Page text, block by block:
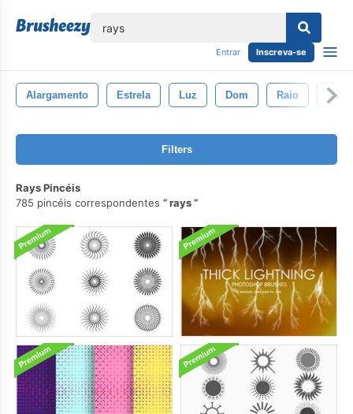
Entrar Inscreva-se
Alargamento Estrela Luz Dom Raio
Filters
Rays Pincéis
785 pincéis correspondentes
rays